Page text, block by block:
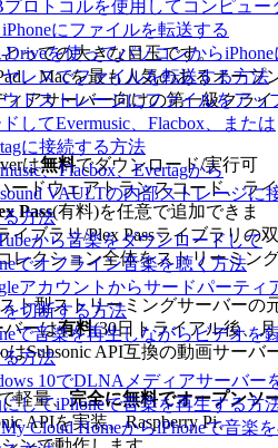
プロトコルを使用してコンピュー
にファイルを転送する
Driveを使ってパソコンからiPhone
レスでファイルを転送する方法
ドストレージにファイルをアッ
ドしてEvermusic、Flacbox、または
に接続する方法
、Flacbox、Evertagから
VAULTの内部ストレージに
方法
から音楽をダウンロードして
でオフライン音楽を聴く方法
アカウントからサードパーティ
切断する方法
で音楽を再生しながらビデオを
方法
10でDLNAメディアサーバー
してiPhoneで音楽を再生する方
Cloud HomeからiPhoneで音楽
っての大きな目玉です。
、Macを最も人気のあるオープ
ィアサーバー向けの第一級クライ
は無料でダウンロード/実行可
ードウェアトランスコード、ライ
Pass(有料)を任意で追加できま
イブラリ/Plex Passライブラリの双
レクション全体をストリーミン
ト型ストリーミングサーバーの
バーは有料(30日トライアル後、月
はSubsonic API互換の動画サーバ
軽量、完全に無料でオープンソ
APIを実装。Raspberry Pi、